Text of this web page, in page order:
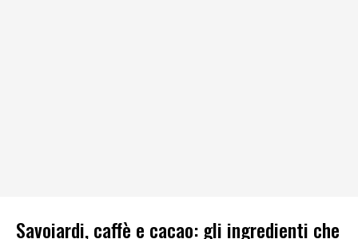
Savoiardi, caffè e cacao: gli ingredienti che